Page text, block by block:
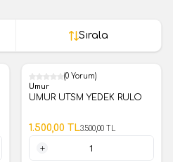
Sırala
%57
(0 Yorum)
Umur
UMUR UTSM YEDEK RULO
3.500,00
1.500,00 TL